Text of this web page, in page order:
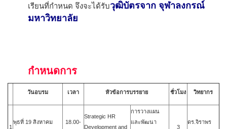
เรียนที่กำหนด จึงจะได้รับวุฒิบัตรจาก จุฬาลงกรณ์
มหาวิทยาลัย
กำหนดการ
วันอบรม เวลา หัวข้อการบรรยาย ชั่วโมง วิทยากร
1
พุธที่ 19 สิงหาคม
18.00-
Strategic HR
Development and
การวางแผน
และพัฒนา
3
ดร.จิราพร